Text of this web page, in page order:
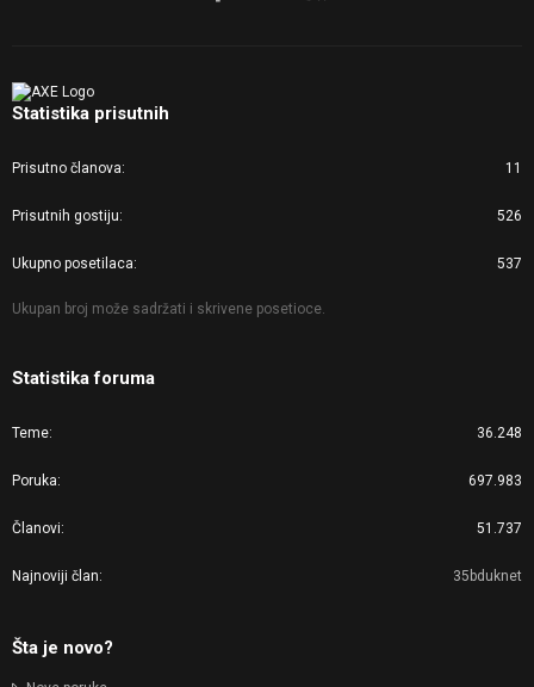
Statistika prisutnih
Prisutno članova 11
Prisutnih gostiju 526
Ukupno posetilaca 537
Ukupan broj može sadržati i skrivene posetioce.
Statistika foruma
Teme 36.248
Poruka 697.983
Članovi 51.737
Najnoviji član 35bduknet
Šta je novo?